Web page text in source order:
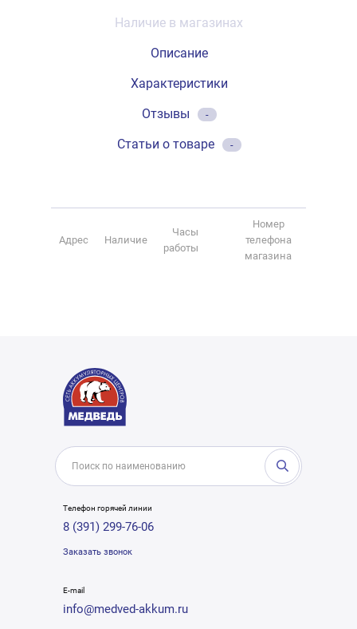
Наличие в магазинах
Описание
Характеристики
Отзывы
-
Статьи о товаре -
Адрес Наличие
Часы
работы
Номер
телефона
магазина
Телефон горячей линии
8 (391) 299-76-06
Заказать звонок
E-mail
info@medved-akkum.ru